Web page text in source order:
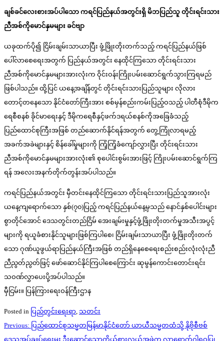
ချစ်ခင်လေးစားအပ်ပါသော ကရင်ပြည်နယ်အတွင်းရှိ မိဘပြည်သူ တိုင်းရင်းသား
ညီအစ်ကိုမောင်နှမများ ခင်ဗျာ
ယခုထက်ပို၍ ငြိမ်းချမ်းသာယာပြီး ဖွံ့ဖြိုးတိုးတက်သည့် ကရင်ပြည်နယ်ဖြစ်
ပေါ်လာစေရေးအတွက် ပြည်နယ်အတွင်း နေထိုင်ကြသော တိုင်းရင်းသား
ညီအစ်ကိုမောင်နှမများအားလုံးက ဝိုင်းဝန်းကြိုးပမ်းဆောင်ရွက်သွားကြရမည်
ဖြစ်ပါသည်။ ထို့ပြင် ယနေ့အချိန်တွင် တိုင်းရင်းသားပြည်သူများ လိုလား
တောင့်တနေသော နိုင်ငံတော်ကြီးအား စစ်မှန်စည်းကမ်းပြည့်ဝသည့် ပါတီစုံဒီမိုက
ရေစီစနစ် ခိုင်မာရေးနှင့် ဒီမိုကရေစီနှင့်ဖက်ဒရယ်စနစ်ကိုအခြေခံသည့်
ပြည်ထောင်စုကြီးအဖြစ် တည်ဆောက်နိုင်ရန်အတွက် တွေ့ကြုံလာရမည့်
အခက်အခဲများနှင့် စိန်ခေါ်မှုများကို ကြံ့ကြံ့ခံကျော်လွှားပြီး တိုင်းရင်းသား
ညီအစ်ကိုမောင်နှမများအားလုံး၏ စုပေါင်းစွမ်းအားဖြင့် ကြိုးပမ်းဆောင်ရွက်ကြ
ရန် အလေးအနက်တိုက်တွန်းအပ်ပါသည်။
ကရင်ပြည်နယ်အတွင်း မှီတင်းနေထိုင်ကြသော တိုင်းရင်းသားပြည်သူအားလုံး
ယနေ့ကျရောက်သော နှစ်(၇၀)ပြည့် ကရင်ပြည်နယ်နေ့မှသည် နောင်နှစ်ပေါင်းများ
စွာတိုင်အောင် ဒေသတွင်းတည်ငြိမ် အေးချမ်းမှုနှင့်ဖွံ့ဖြိုးတိုးတက်မှုအသီးအပွင့်
များကို ရယူခံစားနိုင်သူများဖြစ်ကြပါစေ၊ ငြိမ်းချမ်းသာယာပြီး ဖွံ့ဖြိုးတိုးတက်
သော ဂုဏ်ယူဖွယ်ရာပြည်နယ်ကြီးအဖြစ် တည်ရှိနေစေရေးစည်းစည်းလုံးလုံးညီ
ညီညွတ်ညွတ်ဖြင့် ဖော်ဆောင်နိုင်ကြပါစေကြောင်း ဆုမွန်ကောင်းတောင်းရင်း
သဝဏ်လွှာပေးပို့အပ်ပါသည်။
မှီငြမ်း။ ပြန်ကြားရေးဝန်ကြီးဌာန
Posted in ပြည်တွင်းရေးရာ, သတင်း
Post
navigation
Previous: ပြည်ထောင်စုသမ္မတမြန်မာနိုင်ငံတော် ယာယီသမ္မတထံသို့ နိုဗိုစီဗစ်
ဒေသအုပ်ချုပ်ရေးမှူး ဦးဆောင်သောကိုယ်စားလှယ်အဖွဲ့က လာရောက်ဂါရဝပြု